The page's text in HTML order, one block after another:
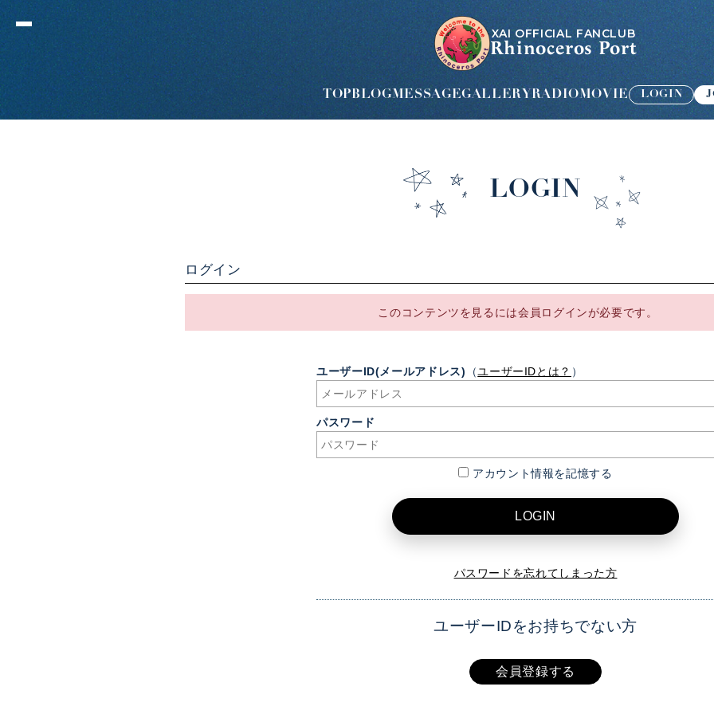
XAI OFFICIAL FANCLUB
Rhinoceros Port
TOPBLOGMESSAGEGALLERYRADIOMOVIE LOGIN
LOGIN
ログイン
このコンテンツを見るには会員ログインが必要です。
ユーザーID(メールアドレス) （ユーザーIDとは？ ）
パスワード
アカウント情報を記憶する
LOGIN
パスワードを忘れてしまった方
ユーザーIDをお持ちでない方
会員登録する